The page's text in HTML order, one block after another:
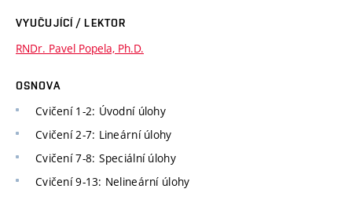
VYUČUJÍCÍ / LEKTOR
RNDr. Pavel Popela, Ph.D.
OSNOVA
Cvičení 1-2: Úvodní úlohy
Cvičení 2-7: Lineární úlohy
Cvičení 7-8: Speciální úlohy
Cvičení 9-13: Nelineární úlohy